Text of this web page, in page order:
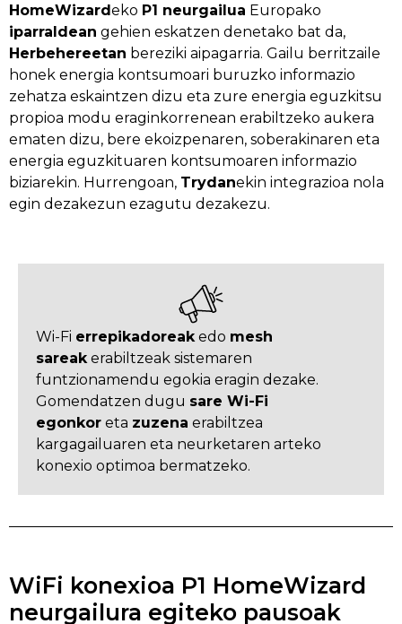
HomeWizard eko P1 neurgailua Europako
iparraldean gehien eskatzen denetako bat da,
Herbehereetan bereziki aipagarria. Gailu berritzaile
honek energia kontsumoari buruzko informazio
zehatza eskaintzen dizu eta zure energia eguzkitsu
propioa modu eraginkorrenean erabiltzeko aukera
ematen dizu, bere ekoizpenaren, soberakinaren eta
energia eguzkituaren kontsumoaren informazio
biziarekin. Hurrengoan, Trydanekin integrazioa nola
egin dezakezun ezagutu dezakezu.
Wi-Fi errepikadoreakedo mesh
sareakerabiltzeak sistemaren
funtzionamendu egokia eragin dezake.
Gomendatzen dugu sare Wi-Fi
egonkor eta zuzena erabiltzea
kargagailuaren eta neurketaren arteko
konexio optimoa bermatzeko.
WiFi konexioa P1 HomeWizard
neurgailura egiteko pausoak